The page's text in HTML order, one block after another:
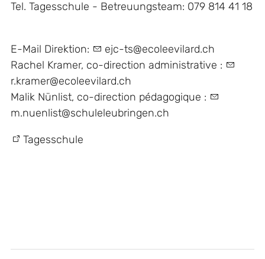
Tel. Tagesschule - Betreuungsteam: 079 814 41 18
E-Mail Direktion:
ejc-ts@ecoleevilard.ch
Rachel Kramer, co-direction administrative :
r.kramer@ecoleevilard.ch
Malik Nünlist, co-direction pédagogique :
m.nuenlist@schuleleubringen.ch
Tagesschule